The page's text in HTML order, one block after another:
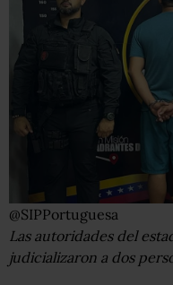
@SIPPortuguesa
Las autoridades del
judicializaron a dos